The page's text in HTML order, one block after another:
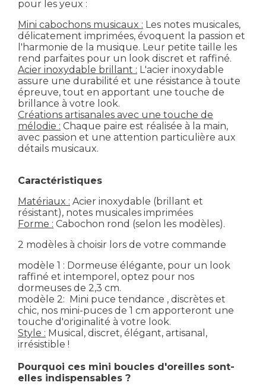
pour les yeux :
Mini cabochons musicaux : Les notes musicales,
délicatement imprimées, évoquent la passion et
l'harmonie de la musique. Leur petite taille les
rend parfaites pour un look discret et raffiné.
Acier inoxydable brillant : L'acier inoxydable
assure une durabilité et une résistance à toute
épreuve, tout en apportant une touche de
brillance à votre look.
Créations artisanales avec une touche de
mélodie : Chaque paire est réalisée à la main,
avec passion et une attention particulière aux
détails musicaux.
Caractéristiques
Matériaux : Acier inoxydable (brillant et
résistant), notes musicales imprimées
Forme : Cabochon rond (selon les modèles).
2 modèles à choisir lors de votre commande
modèle 1 : Dormeuse élégante, pour un look
raffiné et intemporel, optez pour nos
dormeuses de 2,3 cm.
modèle 2: Mini puce tendance , discrètes et
chic, nos mini-puces de 1 cm apporteront une
touche d'originalité à votre look.
Style : Musical, discret, élégant, artisanal,
irrésistible !
Pourquoi ces mini boucles d'oreilles sont-
elles indispensables ?